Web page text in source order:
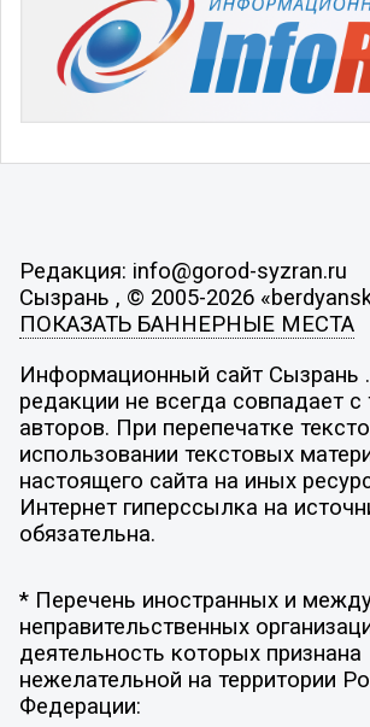
Редакция: info@gorod-syzran.ru
Сызрань , © 2005-2026
ПОКАЗАТЬ БАННЕРНЫЕ МЕСТА
Информационный сайт Сызрань
редакции не всегда совпадает с
авторов. При перепечатке
использовании текстовых
настоящего сайта на иных
Интернет гиперссылка на
обязательна.
* Перечень иностранных и
неправительственных
деятельность которых признана
нежелательной на территории
Федерации: